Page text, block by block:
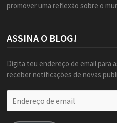
promover uma reflexão sobre o
ASSINA O BLOG!
Digita teu endereço de email para
receber notificações de novas
de